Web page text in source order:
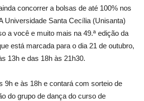
concorrer a bolsas de até 100% nos
Universidade Santa Cecília (Unisanta)
a você e muito mais na 49.ª edição da
está marcada para o dia 21 de outubro,
13h e das 18h às 21h30.
9h e às 18h e contará com sorteio de
do grupo de dança do curso de